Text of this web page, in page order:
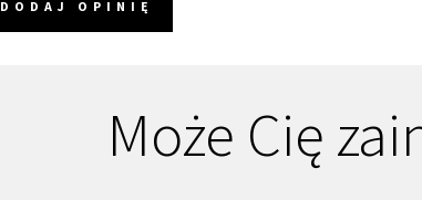
DODAJ OPINIĘ
Może Cię